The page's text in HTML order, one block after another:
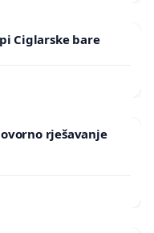
Ciglarske bare
rješavanje